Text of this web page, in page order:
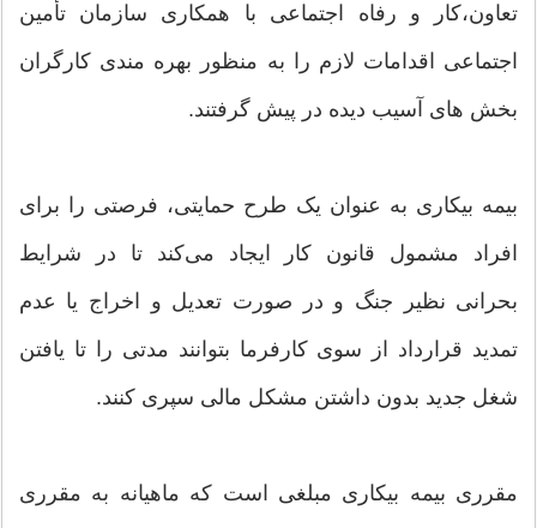
تعاون،کار و رفاه اجتماعی با همکاری سازمان تأمین
اجتماعی اقدامات لازم را به منظور بهره مندی کارگران
بخش های آسیب دیده در پیش گرفتند.
بیمه بیکاری به عنوان یک طرح حمایتی، فرصتی را برای
افراد مشمول قانون کار ایجاد می‌کند تا در شرایط
بحرانی نظیر جنگ و در صورت تعدیل و اخراج یا عدم
تمدید قرارداد از سوی کارفرما بتوانند مدتی را تا یافتن
شغل جدید بدون داشتن مشکل مالی سپری کنند.
مقرری بیمه بیکاری مبلغی است که ماهیانه به مقرری